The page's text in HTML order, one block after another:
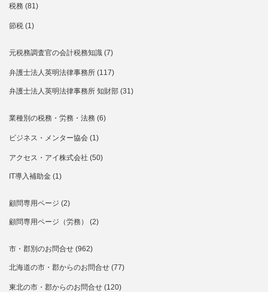
税務 (81)
節税 (1)
元税務調査官の会計税務知識 (7)
弁護士法人英明法律事務所 (117)
弁護士法人英明法律事務所 知財部 (31)
業種別の税務・労務・法務 (6)
ビジネス・メンター協会 (1)
アクセス・アイ株式会社 (50)
IT導入補助金 (1)
顧問専用ページ (2)
顧問専用ページ（労務） (2)
市・郡別のお問合せ (962)
北海道の市・郡からのお問合せ (77)
東北の市・郡からのお問合せ (120)